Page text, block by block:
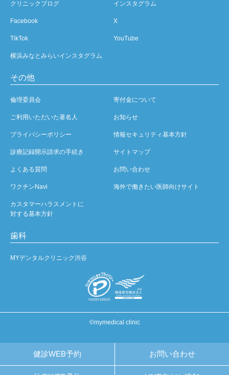
健診WEB予約 お問い合わせ
クリニックブログ インスタグラム
Facebook X
TikTok YouTube
横浜みなとみらいインスタグラム
その他
倫理委員会 寄付金について
ご利用いただいた著名人 お知らせ
プライバシーポリシー 情報セキュリティ基本方針
診療記録開示請求の手続き サイトマップ
よくある質問 お問い合わせ
ワクチンNavi 海外で働きたい医師向けサイト
カスタマーハラスメントに
対する基本方針
歯科
MYデンタルクリニック渋谷
©mymedical clinic